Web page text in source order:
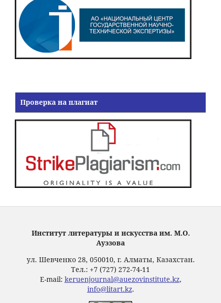
Проверка на плагиат
Институт литературы и искусства им. М.О.
Ауэзова
ул. Шевченко 28, 050010, г. Алматы, Казахстан.
Тел.: +7 (727) 272-74-11
E-mail: keruenjournal@auezovinstitute.kz,
info@litart.kz.